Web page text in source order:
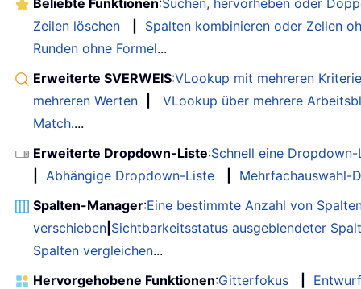
Zeilen löschen
Spalten kombinieren oder Zellen
Runden ohne Formel...
Erweiterte SVERWEIS:VLookup mit mehreren
mehreren Werten
VLookup über mehrere
Match....
Erweiterte Dropdown-Liste:Schnell eine
Abhängige Dropdown-Liste
Mehrfachauswahl-
Spalten-Manager:Eine bestimmte Anzahl von
verschieben Sichtbarkeitsstatus ausgeblendeter
Spalten vergleichen...
Hervorgehobene Funktionen:Gitterfokus
Entwurf